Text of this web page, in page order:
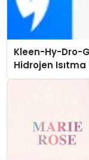
Kleen-Hy-Dro-
Hidrojen
Düzenleyici